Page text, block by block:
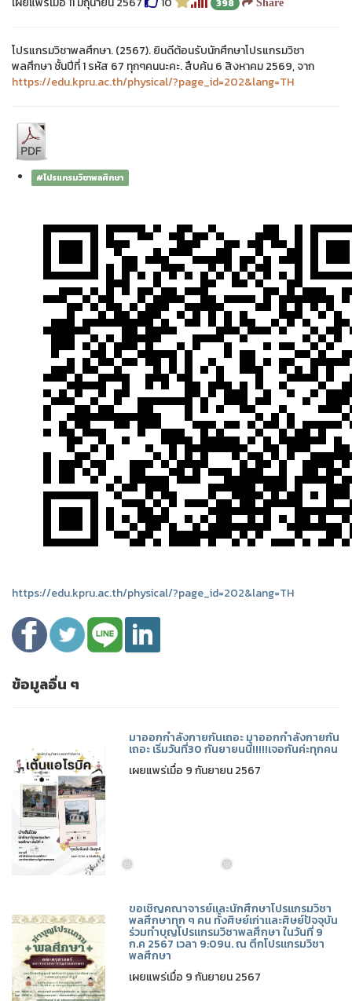
398
โปรแกรมวิชาพลศึกษา. (2567). ยินดีต้อนรับนักศึกษาโปรแกรมวิชา
พลศึกษา ชั้นปีที่ 1 รหัส 67 ทุกๆคนนะคะ. สืบค้น 6 สิงหาคม 2569, จาก
https://edu.kpru.ac.th/physical/?page_id=202&lang=TH
#โปรแกรมวิชาพลศึกษา
https://edu.kpru.ac.th/physical/?page_id=202&lang=TH
ข้อมูลอื่น ๆ
มาออกกำลังกายกันเถอะ มาออกกำลังกายกัน
เถอะ เริ่มวันที่30 กันยายนนี้!!!!!เจอกันค่ะทุกคน
เผยแพร่เมื่อ 9 กันยายน 2567
ขอเชิญคณาจารย์และนักศึกษาโปรแกรมวิชา
พลศึกษาทุก ๆ คน ทั้งศิษย์เก่าและศิษย์ปัจจุบัน
ร่วมทำบุญโปรแกรมวิชาพลศึกษา ในวันที่ 9
ก.ค 2567 เวลา 9:09น. ณ ตึกโปรแกรมวิชา
พลศึกษา
เผยแพร่เมื่อ 9 กันยายน 2567